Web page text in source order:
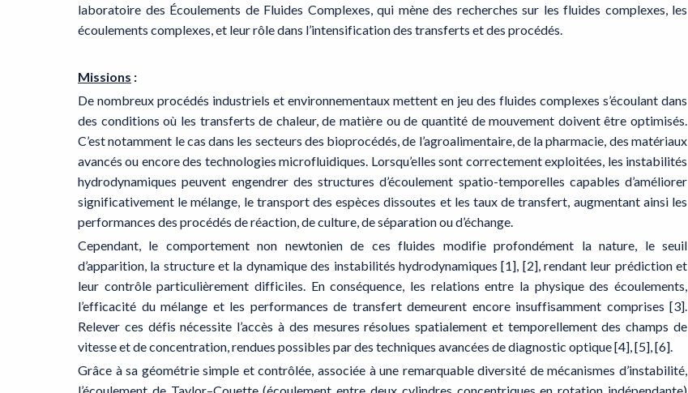
laboratoire des Écoulements de Fluides Complexes, qui mène des recherches sur les fluides complexes, les
écoulements complexes, et leur rôle dans l’intensification des transferts et des procédés.
Missions :
De nombreux procédés industriels et environnementaux mettent en jeu des fluides complexes s’écoulant dans
des conditions où les transferts de chaleur, de matière ou de quantité de mouvement doivent être optimisés.
C’est notamment le cas dans les secteurs des bioprocédés, de l’agroalimentaire, de la pharmacie, des matériaux
avancés ou encore des technologies microfluidiques. Lorsqu’elles sont correctement exploitées, les instabilités
hydrodynamiques peuvent engendrer des structures d’écoulement spatio-temporelles capables d’améliorer
significativement le mélange, le transport des espèces dissoutes et les taux de transfert, augmentant ainsi les
performances des procédés de réaction, de culture, de séparation ou d’échange.
Cependant, le comportement non newtonien de ces fluides modifie profondément la nature, le seuil
d’apparition, la structure et la dynamique des instabilités hydrodynamiques [1], [2], rendant leur prédiction et
leur contrôle particulièrement difficiles. En conséquence, les relations entre la physique des écoulements,
l’efficacité du mélange et les performances de transfert demeurent encore insuffisamment comprises [3].
Relever ces défis nécessite l’accès à des mesures résolues spatialement et temporellement des champs de
vitesse et de concentration, rendues possibles par des techniques avancées de diagnostic optique [4], [5], [6].
Grâce à sa géométrie simple et contrôlée, associée à une remarquable diversité de mécanismes d’instabilité,
l’écoulement de Taylor–Couette (écoulement entre deux cylindres concentriques en rotation indépendante)